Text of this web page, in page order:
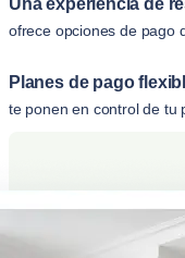
Una experiencia de
ofrece opciones de pago
Planes de pago
te ponen en control de tu